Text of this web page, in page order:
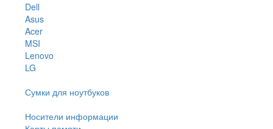
Dell
Asus
Acer
MSI
Lenovo
LG
Сумки для ноутбуков
Носители информации